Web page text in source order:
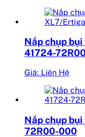
Nắp chụp
41724-
Giá: Liên Hệ
Nắp chụp
72R00-000